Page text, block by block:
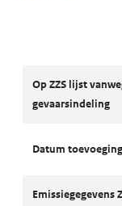
Op ZZS lijst
gevaarsindeling
Datum toevoeging
Emissiegegevens